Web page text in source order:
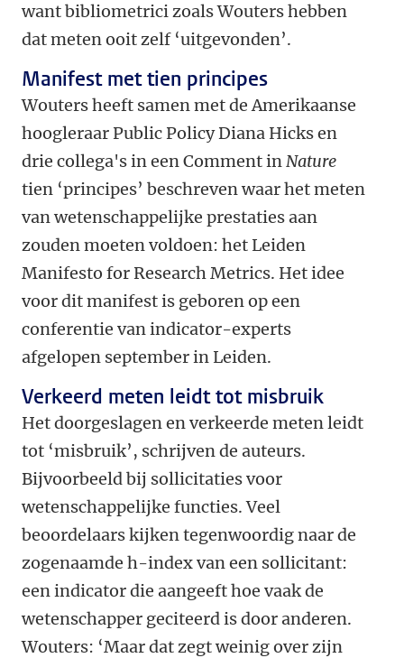
want bibliometrici zoals Wouters hebben
dat meten ooit zelf ‘uitgevonden’.
Manifest met tien principes
Wouters heeft samen met de Amerikaanse
hoogleraar Public Policy Diana Hicks en
drie collega's in een Comment inNature
tien ‘principes’ beschreven waar het meten
van wetenschappelijke prestaties aan
zouden moeten voldoen: het Leiden
Manifesto for Research Metrics. Het idee
voor dit manifest is geboren op een
conferentie van indicator-experts
afgelopen september in Leiden.
Verkeerd meten leidt tot misbruik
Het doorgeslagen en verkeerde meten leidt
tot ‘misbruik’, schrijven de auteurs.
Bijvoorbeeld bij sollicitaties voor
wetenschappelijke functies. Veel
beoordelaars kijken tegenwoordig naar de
zogenaamde h-index van een sollicitant:
een indicator die aangeeft hoe vaak de
wetenschapper geciteerd is door anderen.
Wouters: ‘Maar dat zegt weinig over zijn